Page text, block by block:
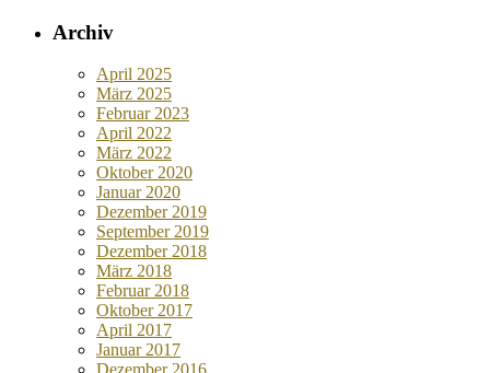
Archiv
April 2025
März 2025
Februar 2023
April 2022
März 2022
Oktober 2020
Januar 2020
Dezember 2019
September 2019
Dezember 2018
März 2018
Februar 2018
Oktober 2017
April 2017
Januar 2017